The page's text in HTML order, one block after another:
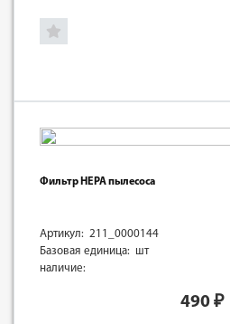
Фильтр HEPA пылесоса
Артикул: 211_0000144
Базовая единица: шт
наличие:
490 ₽